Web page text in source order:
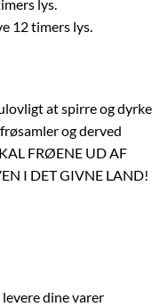
lys.
12 timers lys.
at spirre og dyrke
og derved
FRØENE UD AF
I DET GIVNE LAND!
dine varer